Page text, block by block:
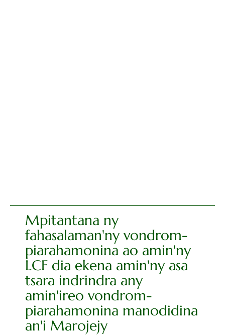
Mpitantana ny
fahasalaman'ny vondrom-
piarahamonina ao amin'ny
LCF dia ekena amin'ny asa
tsara indrindra any
amin'ireo vondrom-
piarahamonina manodidina
an'i Marojejy